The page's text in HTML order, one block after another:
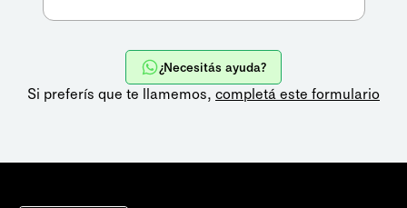
¿Necesitás ayuda?
Si preferís que te llamemos, completá este formulario